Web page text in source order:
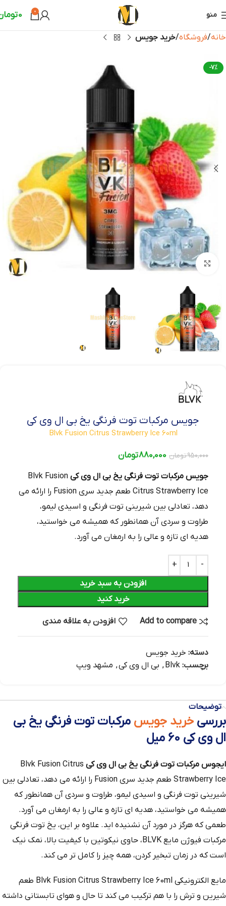
منو 0
0
خانه فروشگاه خرید جویس
-7%
بزرگنمایی تصویر
جویس مرکبات توت فرنگی یخ بی ال وی کی
Blvk Fusion Citrus Strawberry Ice 60ml
950,000تومان 880,000تومان
جویس مرکبات توت فرنگی یخ بی ال وی کی Blvk Fusion
Citrus Strawberry Ice طعم جدید سری Fusion را ارائه می
دهد، تعادلی بین شیرینی توت فرنگی و اسیدی لیمو،
طراوت و سردی آن همانطور که همیشه می خواستید،
هدیه ای تازه و عالی را به ارمغان می آورد.
افزودن به سبد خرید
خرید کنید
Add to compare افزودن به علاقه مندی
دسته: خرید جویس
برچسب: Blvk
, بی ال وی کی, مشهد ویپ
توضیحات
بررسی خرید جویس مرکبات توت فرنگی یخ بی
ال وی کی 60 میل
ایجوس مرکبات توت فرنگی یخ بی ال وی کی Blvk Fusion Citrus
Strawberry Ice طعم جدید سری Fusion را ارائه می دهد، تعادلی بین
شیرینی توت فرنگی و اسیدی لیمو، طراوت و سردی آن همانطور که
همیشه می خواستید، هدیه ای تازه و عالی را به ارمغان می آورد.
طعمی که هرگز در مورد آن نشنیده اید. علاوه بر این، یخ توت فرنگی
مرکبات فیوژن مایع BLVK، حاوی نیکوتین با کیفیت بالا، نمک نیک
است که در زمان تبخیر کردن، همه چیز را کامل تر می کند.
مایع الکترونیکی Blvk Fusion Citrus Strawberry Ice 60ml طعم
شیرین و ترش را با هم ترکیب می کند تا حال و هوای تابستانی داشته